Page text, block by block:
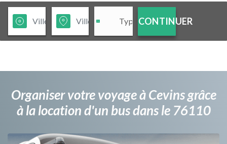
CONTINUER
Organiser votre voyage à Cevins grâce
à la location d'un bus dans le 76110